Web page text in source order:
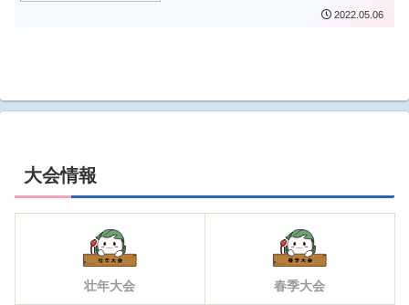
2022.05.06
大会情報
壮年大会 春季大会